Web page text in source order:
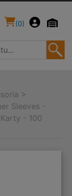
(0)
>
Sleeves -
- 100